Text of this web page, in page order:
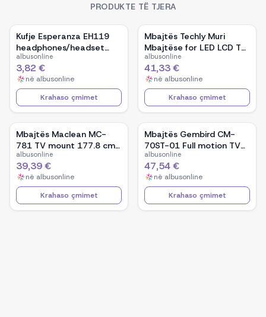
PRODUKTE TË TJERA
Kufje Esperanza EH119
headphones/headset
Head-band
albusonline
3,82 €
në albusonline
Krahaso çmimet
Mbajtës Techly Muri
Mbajtëse for LED LCD TV
42-80 Ultra Slim Fixe
H600mm&quot; ICA-PLB
860
albusonline
41,33 €
në albusonline
Krahaso çmimet
Mbajtës Maclean MC-
781 TV mount 177.8 cm
(70&quot;)
albusonline
39,39 €
në albusonline
Krahaso çmimet
Mbajtës Gembird CM-
70ST-01 Full motion TV
ceiling mount/ 32&quot;
- 70&quot;/ 50kg
albusonline
47,54 €
në albusonline
Krahaso çmimet